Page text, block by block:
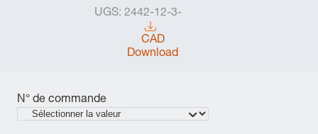
UGS: 2442-12-3-
CAD
Download
N° de commande